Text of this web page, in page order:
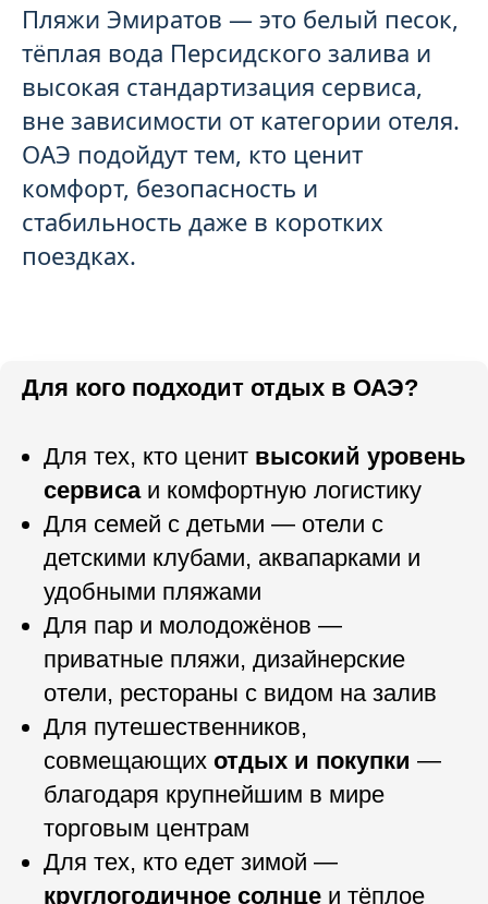
Пляжи Эмиратов — это белый песок,
тёплая вода Персидского залива и
высокая стандартизация сервиса,
вне зависимости от категории отеля.
ОАЭ подойдут тем, кто ценит
комфорт, безопасность и
стабильность даже в коротких
поездках.
Для кого подходит отдых в ОАЭ?
Для тех, кто ценит высокий уровень
сервисаи комфортную логистику
Для семей с детьми — отели с
детскими клубами, аквапарками и
удобными пляжами
Для пар и молодожёнов —
приватные пляжи, дизайнерские
отели, рестораны с видом на залив
Для путешественников,
совмещающих отдых и покупки —
благодаря крупнейшим в мире
торговым центрам
Для тех, кто едет зимой —
круглогодичное солнце и тёплое